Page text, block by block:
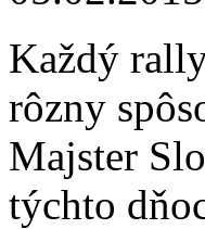
Každý
rôzny
Majster
týchto